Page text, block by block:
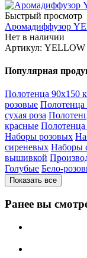
Быстрый просмотр
Аромадиффузор
Нет в наличии
Артикул:
Популярная
Полотенца 90х150
розовые Полотенца
сухая роза
красные
Наборы розовых
сиреневых Наборы
вышивкой
Голубые Бело-
Показать все
Ранее вы